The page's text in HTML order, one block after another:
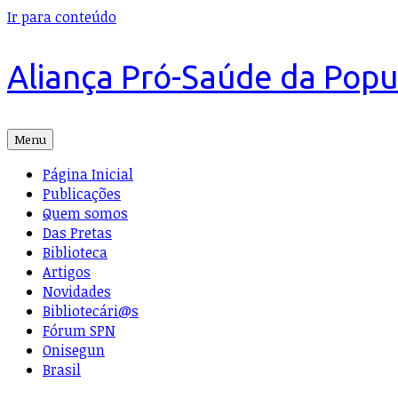
Ir para conteúdo
Aliança Pró-Saúde da
Menu
Página Inicial
Publicações
Quem somos
Das Pretas
Biblioteca
Artigos
Novidades
Bibliotecári@s
Fórum SPN
Onisegun
Brasil